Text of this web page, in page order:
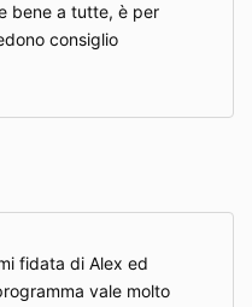
bene a tutte, è per
consiglio
fidata di Alex ed
vale molto